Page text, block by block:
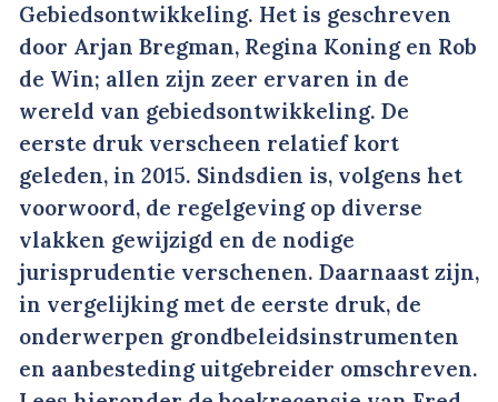
Gebiedsontwikkeling. Het is geschreven
door Arjan Bregman, Regina Koning en Rob
de Win; allen zijn zeer ervaren in de
wereld van gebiedsontwikkeling. De
eerste druk verscheen relatief kort
geleden, in 2015. Sindsdien is, volgens het
voorwoord, de regelgeving op diverse
vlakken gewijzigd en de nodige
jurisprudentie verschenen. Daarnaast zijn,
in vergelijking met de eerste druk, de
onderwerpen grondbeleidsinstrumenten
en aanbesteding uitgebreider omschreven.